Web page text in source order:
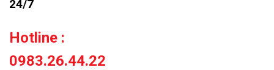
24/7
Hotline :
0983.26.44.22